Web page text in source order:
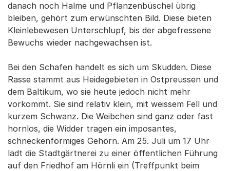
danach noch Halme und Pflanzenbüschel übrig
bleiben, gehört zum erwünschten Bild. Diese bieten
Kleinlebewesen Unterschlupf, bis der abgefressene
Bewuchs wieder nachgewachsen ist.
Bei den Schafen handelt es sich um Skudden. Diese
Rasse stammt aus Heidegebieten in Ostpreussen und
dem Baltikum, wo sie heute jedoch nicht mehr
vorkommt. Sie sind relativ klein, mit weissem Fell und
kurzem Schwanz. Die Weibchen sind ganz oder fast
hornlos, die Widder tragen ein imposantes,
schneckenförmiges Gehörn. Am 25. Juli um 17 Uhr
lädt die Stadtgärtnerei zu einer öffentlichen Führung
auf den Friedhof am Hörnli ein (Treffpunkt beim